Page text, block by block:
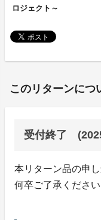
ロジェクト～
このリターンにつ
受付終了
本リターン品の申
何卒ご了承ください